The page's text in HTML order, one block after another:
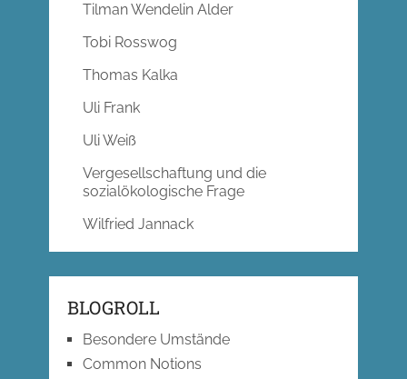
Tilman Wendelin Alder
Tobi Rosswog
Thomas Kalka
Uli Frank
Uli Weiß
Vergesellschaftung und die
sozialökologische Frage
Wilfried Jannack
BLOGROLL
Besondere Umstände
Common Notions